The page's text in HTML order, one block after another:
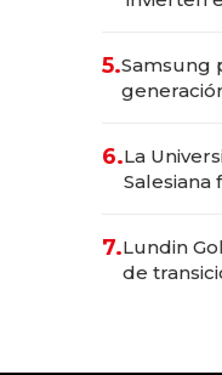
5.Samsung
6.La
7.Lundin
de